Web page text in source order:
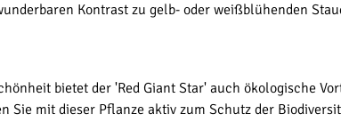
Kontrast zu gelb- oder weißblühenden
bietet der 'Red Giant Star' auch ökologische
Sie mit dieser Pflanze aktiv zum Schutz der